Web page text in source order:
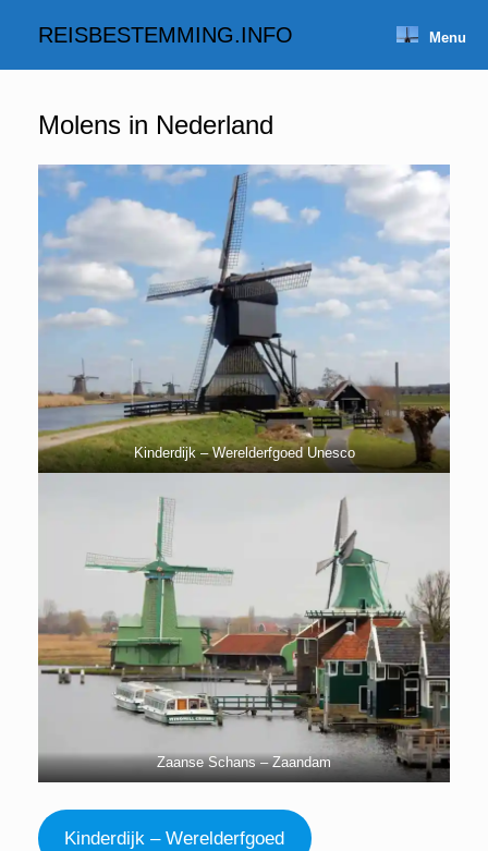
REISBESTEMMING.INFO Menu
Molens in Nederland
Kinderdijk – Werelderfgoed Unesco
Zaanse Schans – Zaandam
Kinderdijk – Werelderfgoed